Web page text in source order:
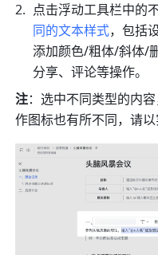
点击浮动工具栏中的
同的文本样式，包括
添加颜色/粗体/斜体/
分享、评论等操作。
注：选中不同类型的内
作图标也有所不同，请以